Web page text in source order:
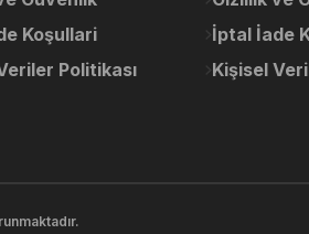
Koşullari
Politikası
İptal İade
Kişisel